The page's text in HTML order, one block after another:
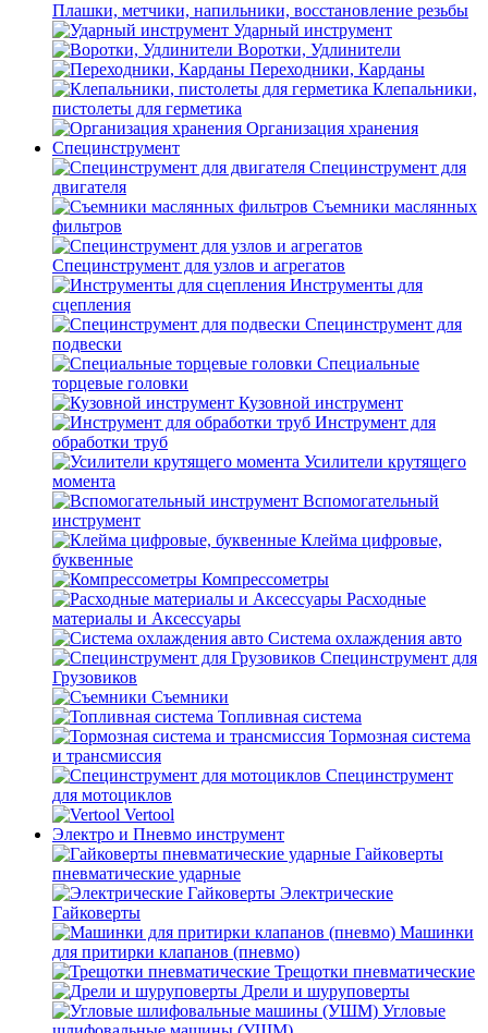
Плашки, метчики, напильники, восстановление резьбы
Ударный инструмент
Воротки, Удлинители
Переходники, Карданы
Клепальники,
пистолеты для герметика
Организация хранения
Специнструмент
Специнструмент для
двигателя
Съемники маслянных
фильтров
Специнструмент для узлов и агрегатов
Инструменты для
сцепления
Специнструмент для
подвески
Специальные
торцевые головки
Кузовной инструмент
Инструмент для
обработки труб
Усилители крутящего
момента
Вспомогательный
инструмент
Клейма цифровые,
буквенные
Компрессометры
Расходные
материалы и Аксессуары
Система охлаждения авто
Специнструмент для
Грузовиков
Съемники
Топливная система
Тормозная система
и трансмиссия
Специнструмент
для мотоциклов
Vertool
Электро и Пневмо инструмент
Гайковерты
пневматические ударные
Электрические
Гайковерты
Машинки
для притирки клапанов (пневмо)
Трещотки пневматические
Дрели и шуруповерты
Угловые